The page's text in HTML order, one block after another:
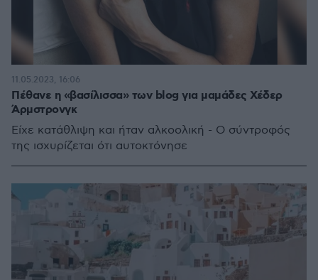
Πέθανε η «βασίλισσα» των blog για μαμάδες Χέδερ
Άρμστρονγκ
Είχε κατάθλιψη και ήταν αλκοολική - Ο σύντροφός
της ισχυρίζεται ότι αυτοκτόνησε
11.05.2023, 16:06